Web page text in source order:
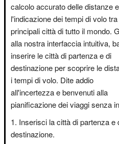
calcolo accurato delle distanze e
l'indicazione dei tempi di volo
principali città di tutto il mondo.
alla nostra interfaccia intuitiva,
inserire le città di partenza e di
destinazione per scoprire le
i tempi di volo. Dite addio
all'incertezza e benvenuti alla
pianificazione dei viaggi senza
Inserisci la città di partenza e
destinazione.